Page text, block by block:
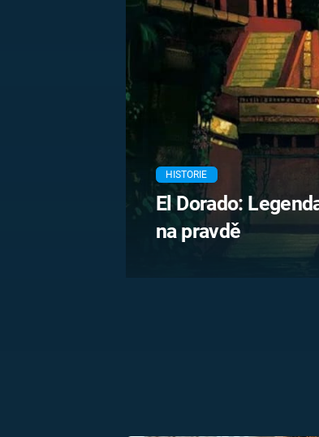
MARIE
NAPOLEON
BONAPARTE
BRITSKÁ
KRÁLOVSKÁ
RODINA
HISTORIE
El Dorado:
na pravdě